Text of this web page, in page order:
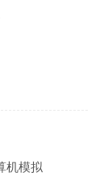
机模拟